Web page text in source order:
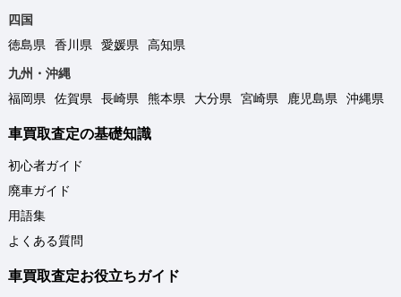
四国
徳島県
香川県 愛媛県
高知県
九州・沖縄
福岡県
佐賀県 長崎県 熊本県 大分県 宮崎県 鹿児島県 沖縄県
車買取査定の基礎知識
初心者ガイド
廃車ガイド
用語集
よくある質問
車買取査定お役立ちガイド